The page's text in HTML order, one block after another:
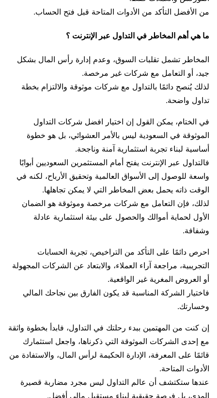
من الأفضل التأكد من الأدوات المتاحة قبل فتح الحساب.
ما هي أهم المخاطر في التداول عبر الإنترنت ؟
المخاطر تشمل تقلبات السوق، وعدم إدارة رأس المال بشكل
جيد، أو التعامل مع شركات غير مرخصة.
لذلك يُنصح دائمًا بالتداول مع شركات موثوقة والالتزام بخطة
تداول واضحة.
في الختام، يمكن القول إن اختيار افضل شركات التداول
الموثوقة في السعودية ليس بالأمر العشوائي، بل هو خطوة
أساسية لبناء تجربة استثمارية آمنة وناجحة.
فالتداول عبر الإنترنت يفتح أمام المستثمرين السعوديين أبوابًا
واسعة للوصول إلى الأسواق العالمية وتحقيق الأرباح، لكنه في
الوقت ذاته يحمل بعض المخاطر التي لا يمكن تجاهلها.
لذلك، فإن التعامل مع شركات مرخصة وموثوقة هو الضمان
الأول لحماية أموالك والحصول على بيئة استثمارية عادلة
وشفافة.
احرص دائمًا على التأكد من التراخيص، تجربة الحسابات
التجريبية، مراجعة آراء العملاء، والابتعاد عن الشركات المجهولة
أو العروض المغرية غير الواقعية.
فاختيار الشركة المناسبة قد يكون الفارق بين نجاحك المالي
وخسارتك.
إن كنت من المهتمين ببدء رحلتك في التداول، فابدأ بخطوة واثقة
مع إحدى الشركات الموثوقة التي ذكرناها، واجعل استثمارك
قائمًا على المعرفة، الإدارة الحكيمة لرأس المال، والاستفادة من
الأدوات المتاحة.
عندها ستكتشف أن عالم التداول ليس مجرد مضاربة قصيرة
المدى، بل فرصة حقيقية لبناء مستقبل مالي أفضل.